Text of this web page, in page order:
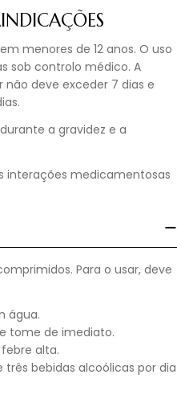
menores de 12 anos. O uso
sob controlo médico. A
deve exceder 7 dias e
a gravidez e a
interações medicamentosas
Para o usar, deve
água.
tome de imediato.
alta.
bebidas alcoólicas por dia